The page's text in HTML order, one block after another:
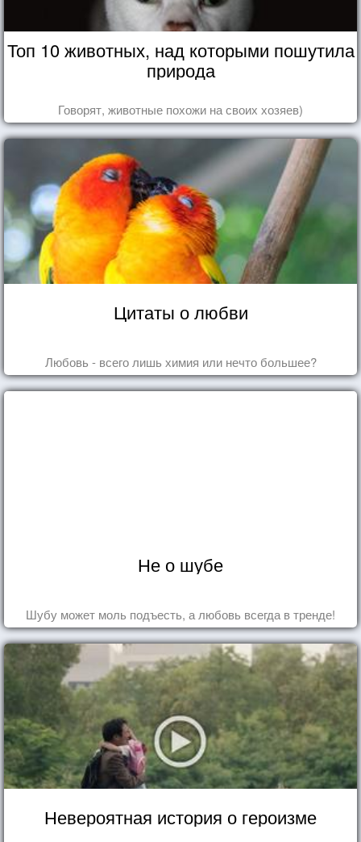
Топ 10 животных, над которыми пошутила
природа
Говорят, животные похожи на своих хозяев)
Цитаты о любви
Любовь - всего лишь химия или нечто большее?
Не о шубе
Шубу может моль подъесть, а любовь всегда в тренде!
Невероятная история о героизме